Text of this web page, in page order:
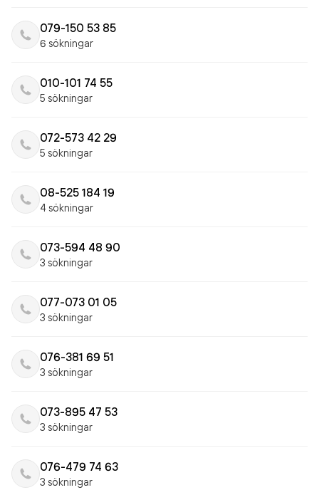
079-150 53 85
6 sökningar
010-101 74 55
5 sökningar
072-573 42 29
5 sökningar
08-525 184 19
4 sökningar
073-594 48 90
3 sökningar
077-073 01 05
3 sökningar
076-381 69 51
3 sökningar
073-895 47 53
3 sökningar
076-479 74 63
3 sökningar